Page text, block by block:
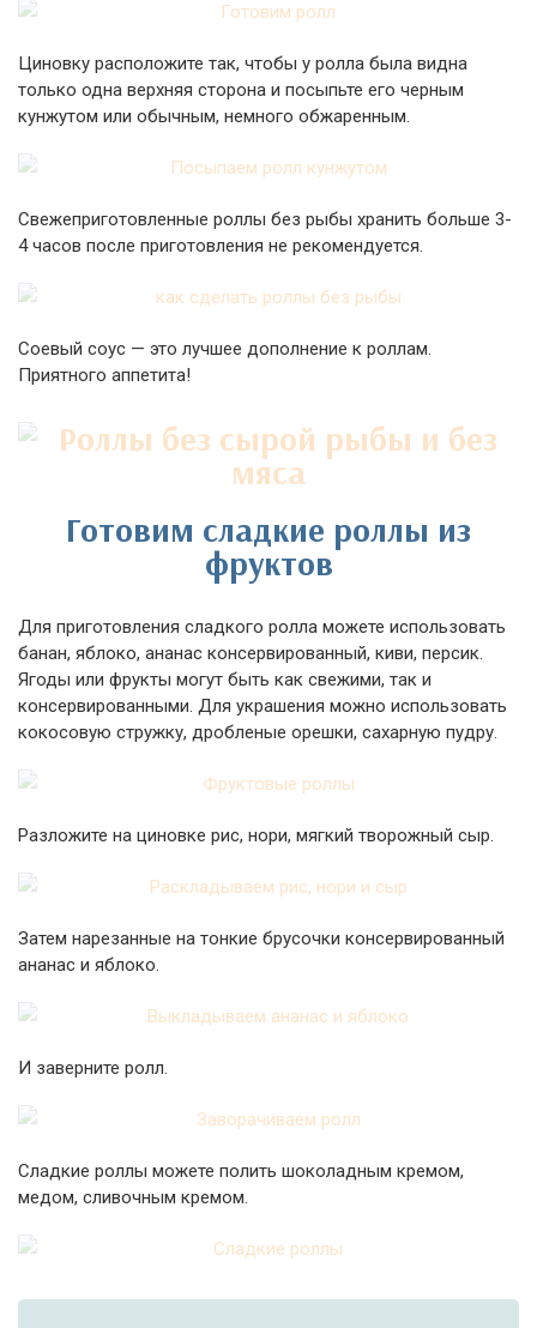
Циновку расположите так, чтобы у ролла была видна
только одна верхняя сторона и посыпьте его черным
кунжутом или обычным, немного обжаренным.
Свежеприготовленные роллы без рыбы хранить больше 3-
4 часов после приготовления не рекомендуется.
Соевый соус — это лучшее дополнение к роллам.
Приятного аппетита!
Готовим сладкие роллы из
фруктов
Для приготовления сладкого ролла можете использовать
банан, яблоко, ананас консервированный, киви, персик.
Ягоды или фрукты могут быть как свежими, так и
консервированными. Для украшения можно использовать
кокосовую стружку, дробленые орешки, сахарную пудру.
Разложите на циновке рис, нори, мягкий творожный сыр.
Затем нарезанные на тонкие брусочки консервированный
ананас и яблоко.
И заверните ролл.
Сладкие роллы можете полить шоколадным кремом,
медом, сливочным кремом.